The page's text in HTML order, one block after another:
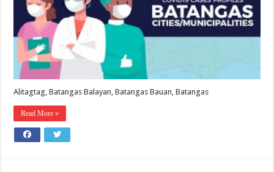
Alitagtag, Batangas Balayan, Batangas Bauan, Batangas
Read More »